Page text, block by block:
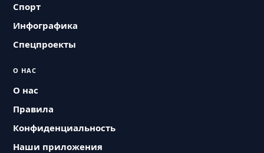
Спорт
Инфографика
Спецпроекты
О НАС
О нас
Правила
Конфиденциальность
Наши приложения